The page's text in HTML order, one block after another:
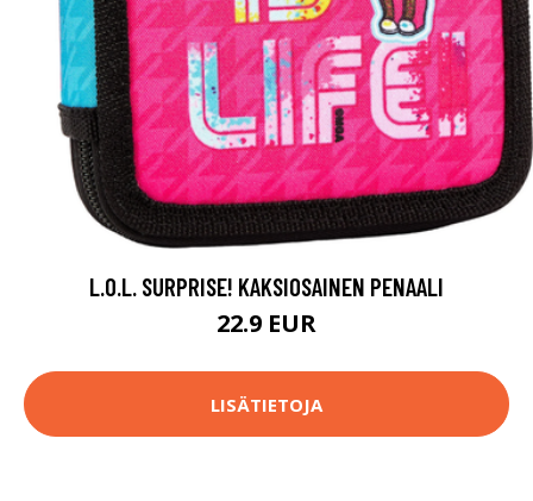
L.O.L. SURPRISE! KAKSIOSAINEN PENAALI
22.9 EUR
LISÄTIETOJA